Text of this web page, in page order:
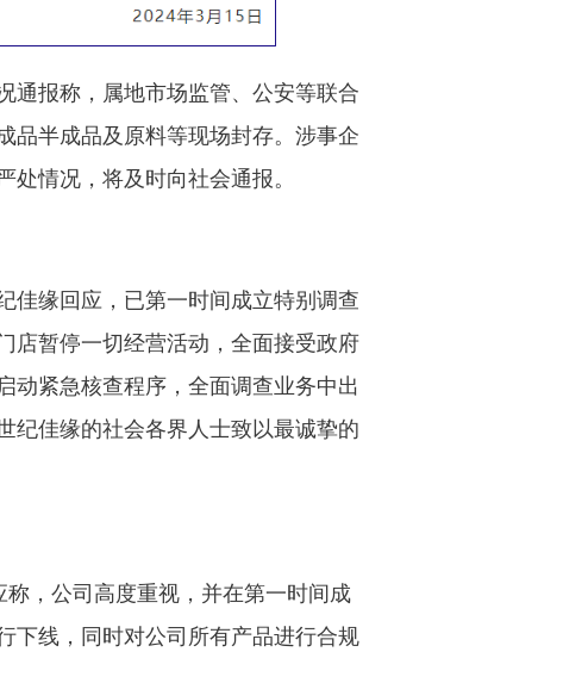
报称，属地市场监管、公安等联合
品半成品及原料等现场封存。涉事企
情况，将及时向社会通报。
缘回应，已第一时间成立特别调查
店暂停一切经营活动，全面接受政府
动紧急核查程序，全面调查业务中出
纪佳缘的社会各界人士致以最诚挚的
，公司高度重视，并在第一时间成
下线，同时对公司所有产品进行合规